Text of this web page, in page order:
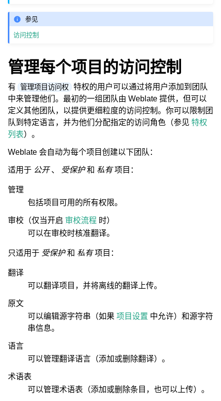
参见
访问控制
管理每个项目的访问控制
有 管理项目访问权 特权的用户可以通过将用户添加到团队
中来管理他们。最初的一组团队由 Weblate 提供，但可以
定义其他团队，以提供更细粒度的访问控制。你可以限制团
队到特定语言，并为他们分配指定的访问角色（参见 特权
列表）。
Weblate 会自动为每个项目创建以下团队：
适用于 公开、 受保护和 私有项目：
管理
包括项目可用的所有权限。
审校（仅当开启 审校流程 时）
可以在审校时核准翻译。
只适用于 受保护和 私有项目：
翻译
可以翻译项目，并将离线的翻译上传。
原文
可以编辑源字符串（如果 项目设置 中允许）和源字符
串信息。
语言
可以管理翻译语言（添加或删除翻译）。
术语表
可以管理术语表（添加或删除条目，也可以上传）。